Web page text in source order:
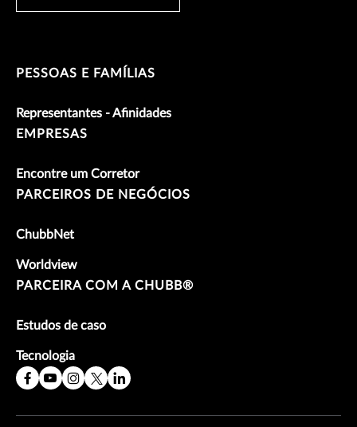
PESSOAS E FAMÍLIAS
Representantes - Afinidades
EMPRESAS
Encontre um Corretor
PARCEIROS DE NEGÓCIOS
ChubbNet
Worldview
PARCEIRA COM A CHUBB®
Estudos de caso
Tecnologia